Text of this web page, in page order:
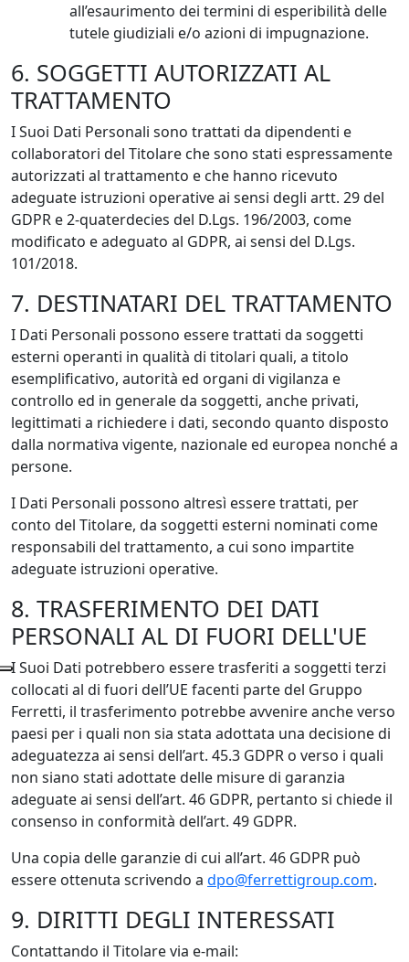
all’esaurimento dei termini di esperibilità delle
tutele giudiziali e/o azioni di impugnazione.
6. SOGGETTI AUTORIZZATI AL
TRATTAMENTO
I Suoi Dati Personali sono trattati da dipendenti e
collaboratori del Titolare che sono stati espressamente
autorizzati al trattamento e che hanno ricevuto
adeguate istruzioni operative ai sensi degli artt. 29 del
GDPR e 2-quaterdecies del D.Lgs. 196/2003, come
modificato e adeguato al GDPR, ai sensi del D.Lgs.
101/2018.
7. DESTINATARI DEL TRATTAMENTO
I Dati Personali possono essere trattati da soggetti
esterni operanti in qualità di titolari quali, a titolo
esemplificativo, autorità ed organi di vigilanza e
controllo ed in generale da soggetti, anche privati,
legittimati a richiedere i dati, secondo quanto disposto
dalla normativa vigente, nazionale ed europea nonché a
persone.
I Dati Personali possono altresì essere trattati, per
conto del Titolare, da soggetti esterni nominati come
responsabili del trattamento, a cui sono impartite
adeguate istruzioni operative.
8. TRASFERIMENTO DEI DATI
PERSONALI AL DI FUORI DELL'UE
I Suoi Dati potrebbero essere trasferiti a soggetti terzi
collocati al di fuori dell’UE facenti parte del Gruppo
Ferretti, il trasferimento potrebbe avvenire anche verso
paesi per i quali non sia stata adottata una decisione di
adeguatezza ai sensi dell’art. 45.3 GDPR o verso i quali
non siano stati adottate delle misure di garanzia
adeguate ai sensi dell’art. 46 GDPR, pertanto si chiede il
consenso in conformità dell’art. 49 GDPR.
Una copia delle garanzie di cui all’art. 46 GDPR può
essere ottenuta scrivendo a dpo@ferrettigroup.com.
9. DIRITTI DEGLI INTERESSATI
Contattando il Titolare via e-mail: